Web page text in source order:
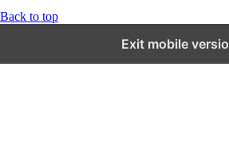
Back to top
Exit mobile